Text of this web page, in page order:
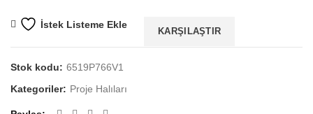
İstek Listeme Ekle
KARŞILAŞTIR
Stok kodu: 6519P766V1
Kategoriler: Proje Halıları